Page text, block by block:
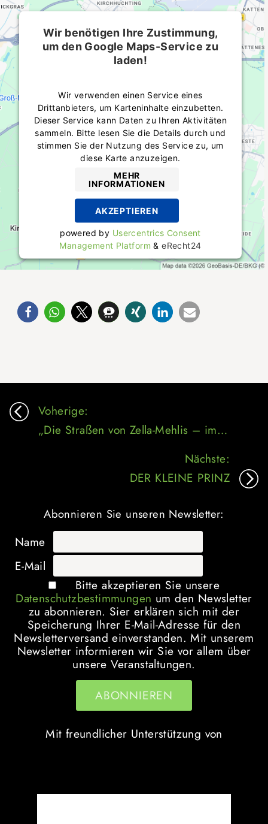
Wir benötigen Ihre Zustimmung,
um den Google Maps-Service zu
laden!
Wir verwenden einen Service eines
Drittanbieters, um Karteninhalte einzubetten.
Dieser Service kann Daten zu Ihren Aktivitäten
sammeln. Bitte lesen Sie die Details durch und
stimmen Sie der Nutzung des Service zu, um
diese Karte anzuzeigen.
MEHR
INFORMATIONEN
AKZEPTIEREN
powered by Usercentrics Consent
Management Platform &eRecht24
Beitragsnavigation
Voherige:
„Die Straßen von Zella-Mehlis – im Wandel der Zeit“
Nächste:
DER KLEINE PRINZ
Abonnieren Sie unseren Newsletter:
Name
E-Mail
Bitte akzeptieren Sie unsere
Datenschutzbestimmungen um den Newsletter
zu abonnieren. Sier erklären sich mit der
Speicherung Ihrer E-Mail-Adresse für den
Newsletterversand einverstanden. Mit unserem
Newsletter informieren wir Sie vor allem über
unsere Veranstaltungen.
Mit freundlicher Unterstützung von